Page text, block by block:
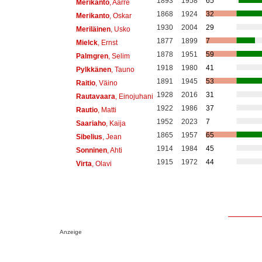
Merikanto, Aarre
Merikanto, Oskar 1868 1924
32
Meriläinen, Usko 1930 2004
29
Mielck, Ernst 1877 1899
7
Palmgren, Selim 1878 1951
59
Pylkkänen, Tauno 1918 1980
41
Raitio, Väino 1891 1945
53
Rautavaara , Einojuhani 1928 2016
31
Rautio, Matti 1922 1986
37
Saariaho, Kaija 1952 2023
7
Sibelius , Jean 1865 1957
65
Sonninen, Ahti 1914 1984
45
Virta , Olavi 1915 1972 44
Anzeige